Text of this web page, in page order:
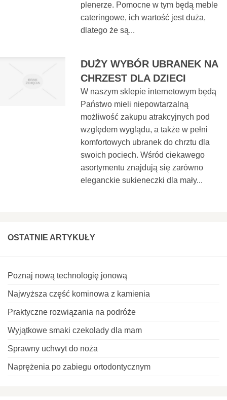
plenerze. Pomocne w tym będą meble
cateringowe, ich wartość jest duża,
dlatego że są...
DUŻY WYBÓR UBRANEK NA
CHRZEST DLA DZIECI
W naszym sklepie internetowym będą
Państwo mieli niepowtarzalną
możliwość zakupu atrakcyjnych pod
względem wyglądu, a także w pełni
komfortowych ubranek do chrztu dla
swoich pociech. Wśród ciekawego
asortymentu znajdują się zarówno
eleganckie sukieneczki dla mały...
OSTATNIE ARTYKUŁY
Poznaj nową technologię jonową
Najwyższa część kominowa z kamienia
Praktyczne rozwiązania na podróże
Wyjątkowe smaki czekolady dla mam
Sprawny uchwyt do noża
Naprężenia po zabiegu ortodontycznym